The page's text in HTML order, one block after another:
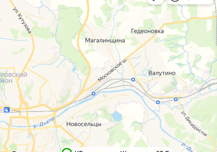
Почта:info@clinica-boli.ru
+7 (4812) 25-25-00
Пн-пт 8:00 - 20:00 сб-вс 9:00 - 18:00
ул. Рыленкова, 40
пр-д Трамвайный, 6
ул. Шевченко, 65
Б
г. Одинцово
ул. Говорова, 85
Диагностика
МРТ
КТ
Лечение
Травматолог и ортопед
Невролог